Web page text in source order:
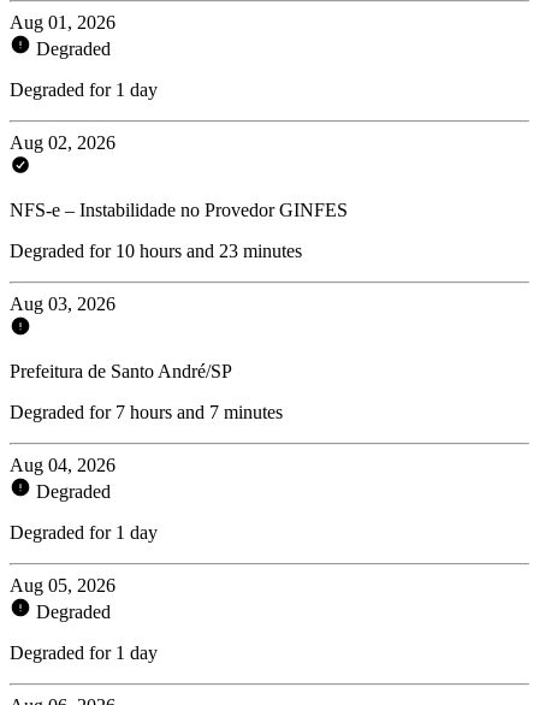
Aug 01, 2026
Degraded
Degraded for 1 day
Aug 02, 2026
NFS-e – Instabilidade no Provedor GINFES
Degraded for 10 hours and 23 minutes
Aug 03, 2026
Prefeitura de Santo André/SP
Degraded for 7 hours and 7 minutes
Aug 04, 2026
Degraded
Degraded for 1 day
Aug 05, 2026
Degraded
Degraded for 1 day